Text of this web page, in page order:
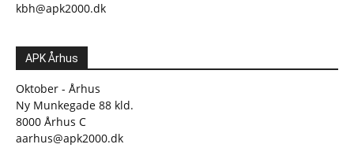
kbh@apk2000.dk
APK Århus
Oktober - Århus
Ny Munkegade 88 kld.
8000 Århus C
aarhus@apk2000.dk